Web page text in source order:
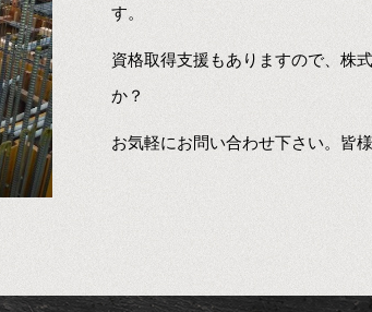
す。
資格取得支援もありますので、株
か？
お気軽にお問い合わせ下さい。皆